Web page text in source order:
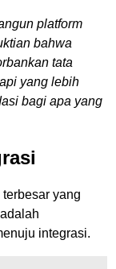
platform
bahwa
tata
yang lebih
bagi apa yang
yang
integrasi.